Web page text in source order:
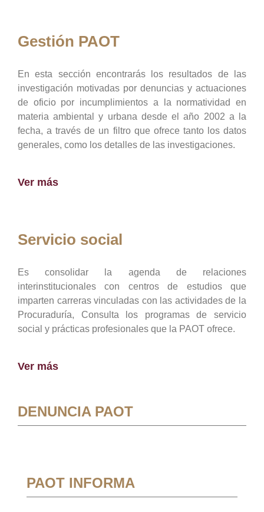
Gestión PAOT
En esta sección encontrarás los resultados de las
investigación motivadas por denuncias y actuaciones
de oficio por incumplimientos a la normatividad en
materia ambiental y urbana desde el año 2002 a la
fecha, a través de un filtro que ofrece tanto los datos
generales, como los detalles de las investigaciones.
Ver más
Servicio social
Es consolidar la agenda de relaciones
interinstitucionales con centros de estudios que
imparten carreras vinculadas con las actividades de la
Procuraduría, Consulta los programas de servicio
social y prácticas profesionales que la PAOT ofrece.
Ver más
DENUNCIA PAOT
PAOT INFORMA